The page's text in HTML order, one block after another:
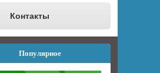
Контакты
Популярное